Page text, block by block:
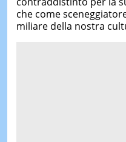
che come
miliare della nostra